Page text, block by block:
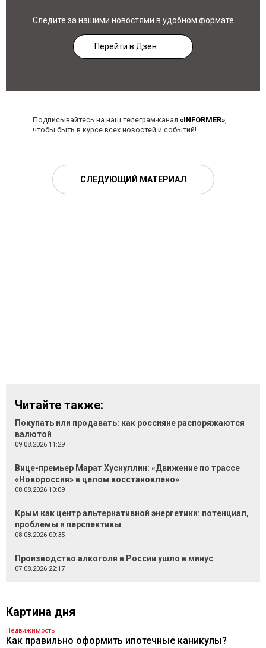
Следите за нашими новостями в удобном формате
Перейти в Дзен
Подписывайтесь на наш телеграм-канал «INFORMER»,
чтобы быть в курсе всех новостей и событий!
СЛЕДУЮЩИЙ МАТЕРИАЛ
Читайте также:
Покупать или продавать: как россияне распоряжаются
валютой
09.08.2026 11:29
Вице-премьер Марат Хуснуллин: «Движение по трассе
«Новороссия» в целом восстановлено»
08.08.2026 10:09
Крым как центр альтернативной энергетики: потенциал,
проблемы и перспективы
08.08.2026 09:35
Производство алкоголя в России ушло в минус
07.08.2026 22:17
Картина дня
Недвижимость
Как правильно оформить ипотечные каникулы?